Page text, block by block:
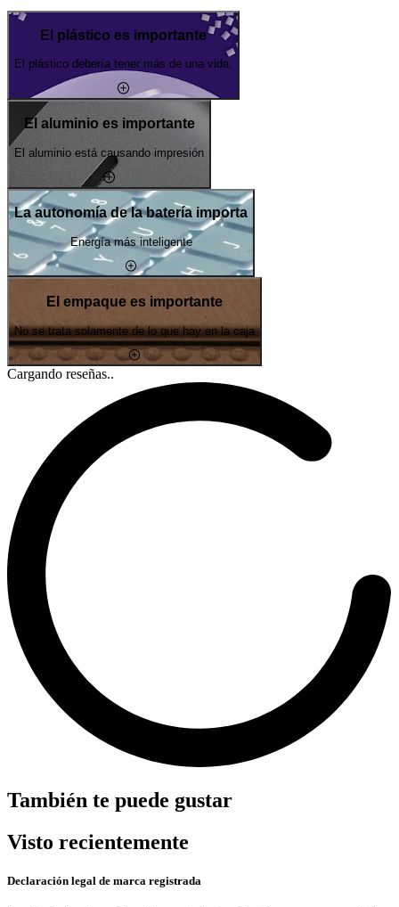
El plástico es importante
El plástico debería tener más de una vida.
El aluminio es importante
El aluminio está causando impresión
La autonomía de la batería importa
Energía más inteligente
El empaque es importante
No se trata solamente de lo que hay en la caja
Cargando reseñas..
También te puede gustar
Visto recientemente
Declaración legal de marca registrada